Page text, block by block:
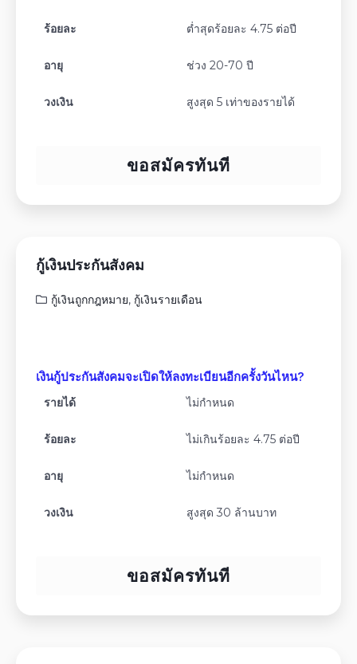
ร้อยละ ต่ำสุดร้อยละ 4.75 ต่อปี
อายุ ช่วง 20-70 ปี
วงเงิน สูงสุด 5 เท่าของรายได้
ขอสมัครทันที
กู้เงินประกันสังคม
กู้เงินถูกกฎหมาย, กู้เงินรายเดือน
เงินกู้ประกันสังคมจะเปิดให้ลงทะเบียนอีกครั้งวันไหน?
รายได้ ไม่กำหนด
ร้อยละ ไม่เกินร้อยละ 4.75 ต่อปี
อายุ ไม่กำหนด
วงเงิน สูงสุด 30 ล้านบาท
ขอสมัครทันที